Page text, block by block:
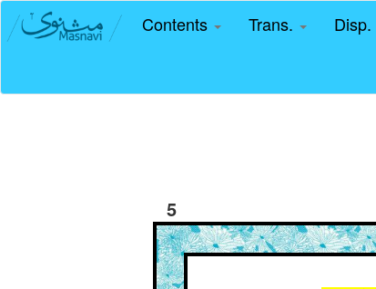
Contents Trans.
5